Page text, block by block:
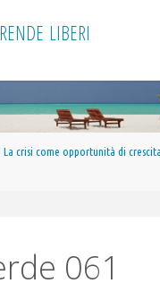
RENDE LIBERI
La crisi come opportunità di
061